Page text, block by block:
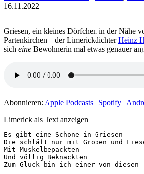
16.11.2022
Griesen, ein kleines Dörfchen in der Nähe
Partenkirchen – der LimerickdichterHeinz
sich eine Bewohnerin mal etwas genauer
Abonnieren: Apple Podcasts | Spotify |
Limerick als Text anzeigen
Es gibt eine Schöne in Griesen
Die schläft nur mit Groben und
Mit Muskelbepackten
Und völlig Beknackten
Zum Glück bin ich einer von diesen